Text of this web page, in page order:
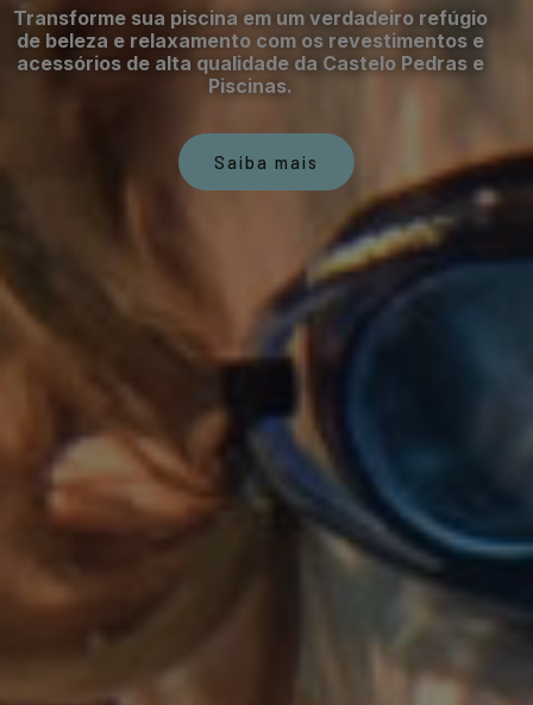
Transforme sua piscina em um verdadeiro refúgio
de beleza e relaxamento com os revestimentos e
acessórios de alta qualidade da Castelo Pedras e
Piscinas.
Saiba mais